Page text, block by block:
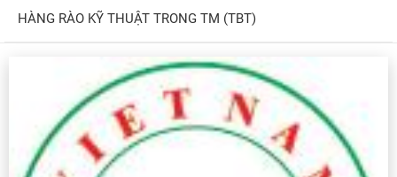
HÀNG RÀO KỸ THUẬT TRONG TM (TBT)